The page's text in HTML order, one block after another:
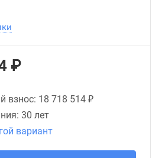
₽
взнос: 18 718 514 ₽
30 лет
вариант